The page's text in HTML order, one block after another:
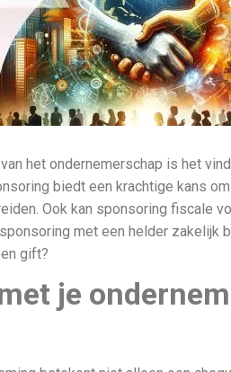
het ondernemerschap is het
biedt een krachtige kans
Ook kan sponsoring fiscale
met een helder zakelijk
gift?
je